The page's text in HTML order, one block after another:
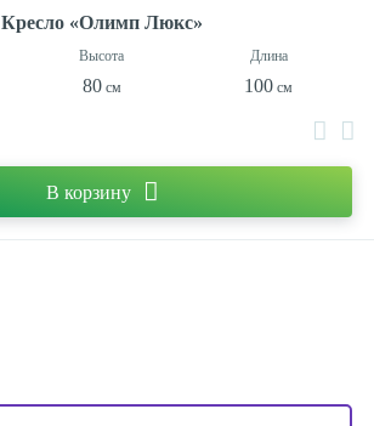
Кресло «Олимп Люкс»
80 100
В корзину